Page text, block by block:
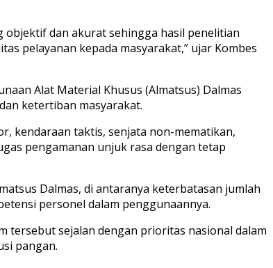
objektif dan akurat sehingga hasil penelitian
pelayanan kepada masyarakat,” ujar Kombes
Alat Material Khusus (Almatsus) Dalmas
ketertiban masyarakat.
kendaraan taktis, senjata non-mematikan,
pengamanan unjuk rasa dengan tetap
Dalmas, di antaranya keterbatasan jumlah
personel dalam penggunaannya.
tersebut sejalan dengan prioritas nasional dalam
pangan.